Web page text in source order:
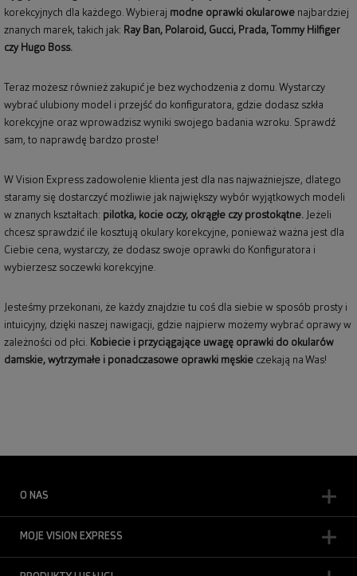
korekcyjnych dla każdego. Wybieraj modne oprawki okularowe najbardziej
znanych marek, takich jak: Ray Ban, Polaroid , Gucci, Prada, Tommy Hilfiger
czy Hugo Boss.
Teraz możesz również zakupić je bez wychodzenia z domu. Wystarczy
wybrać ulubiony model i przejść do konfiguratora, gdzie dodasz szkła
korekcyjne oraz wprowadzisz wyniki swojego badania wzroku. Sprawdź
sam, to naprawdę bardzo proste!
W Vision Express zadowolenie klienta jest dla nas najważniejsze, dlatego
staramy się dostarczyć możliwie jak największy wybór wyjątkowych modeli
w znanych kształtach: pilotka, kocie oczy, okrągłe czy prostokątne. Jeżeli
chcesz sprawdzić ile kosztują okulary korekcyjne, ponieważ ważna jest dla
Ciebie cena, wystarczy, że dodasz swoje oprawki do Konfiguratora i
wybierzesz soczewki korekcyjne.
Jesteśmy przekonani, że każdy znajdzie tu coś dla siebie w sposób prosty i
intuicyjny, dzięki naszej nawigacji, gdzie najpierw możemy wybrać oprawy w
zależności od płci. Kobiecie i przyciągające uwagę oprawki do okularów
damskie, wytrzymałe i ponadczasowe oprawki męskie czekają na Was!
O NAS
MOJE VISION EXPRESS